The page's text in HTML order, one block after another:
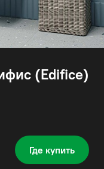
(Edifice)
Где купить